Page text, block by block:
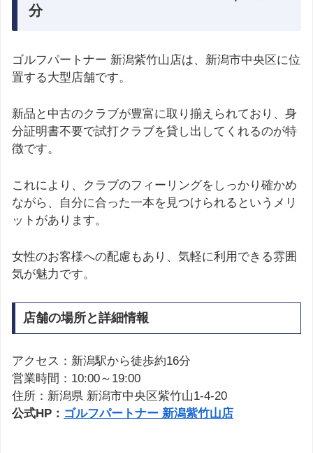
分
ゴルフパートナー 新潟紫竹山店は、新潟市中央区に位
置する大型店舗です。
新品と中古のクラブが豊富に取り揃えられており、身
分証明書不要で試打クラブを貸し出してくれるのが特
徴です。
これにより、クラブのフィーリングをしっかり確かめ
ながら、自分に合った一本を見つけられるというメリ
ットがあります。
女性のお客様への配慮もあり、気軽に利用できる雰囲
気が魅力です。
店舗の場所と詳細情報
アクセス：新潟駅から徒歩約16分
営業時間：10:00～19:00
住所：新潟県 新潟市中央区紫竹山1-4-20
公式HP： ゴルフパートナー 新潟紫竹山店